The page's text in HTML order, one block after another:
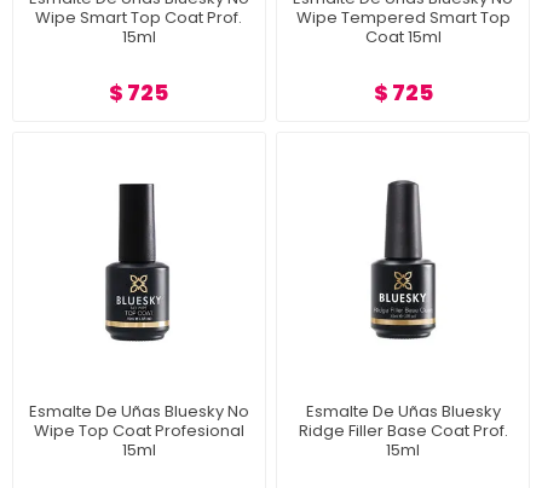
Wipe Smart Top Coat Prof.
15ml
$ 725
Wipe Tempered Smart Top
Coat 15ml
$ 725
Esmalte De Uñas Bluesky No
Wipe Top Coat Profesional
15ml
Esmalte De Uñas Bluesky
Ridge Filler Base Coat Prof.
15ml